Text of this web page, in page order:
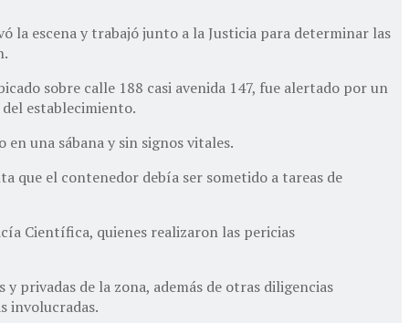
la escena y trabajó junto a la Justicia para determinar las
sobre calle 188 casi avenida 147, fue alertado por un
establecimiento.
una sábana y sin signos vitales.
que el contenedor debía ser sometido a tareas de
Científica, quienes realizaron las pericias
privadas de la zona, además de otras diligencias
involucradas.